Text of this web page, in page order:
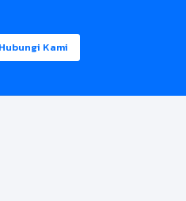
Hubungi Kami